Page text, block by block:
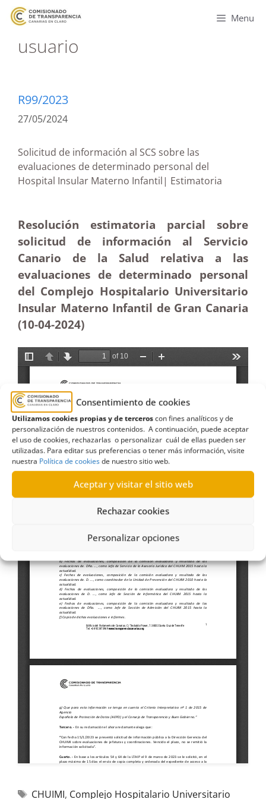
Consentimiento de cookies
Utilizamos cookies propias y de terceroscon fines analíticos y de
personalización de nuestros contenidos. A continuación, puede aceptar
el uso de cookies, rechazarlas o personalizar cuál de ellas pueden ser
utilizadas. Para editar sus preferencias o tener más información, visite
nuestra Política de cookiesde nuestro sitio web.
Aceptar y visitar el sitio web
Rechazar cookies
Personalizar opciones
Menu
usuario
R99/2023
27/05/2024
Solicitud de información al SCS sobre las
evaluaciones de determinado personal del
Hospital Insular Materno Infantil| Estimatoria
Resolución estimatoria parcial sobre
solicitud de información al Servicio
Canario de la Salud relativa a las
evaluaciones de determinado personal
del Complejo Hospitalario Universitario
Insular Materno Infantil de Gran Canaria
(10-04-2024)
CHUIMI, Complejo Hospitalario Universitario